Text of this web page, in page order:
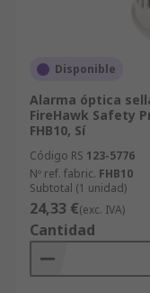
Disponible
Alarma óptica
FireHawk Safety
FHB10, Sí
Código RS 123-5776
Nº ref. fabric. FHB10
Subtotal (1 unidad)
24,33 €(exc. IVA)
Cantidad